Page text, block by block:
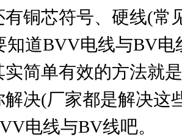
有铜芯符号、硬线(常
知道BVV电线与BV电
实简单有效的方法就
解决(厂家都是解决这
电线与BV线吧。